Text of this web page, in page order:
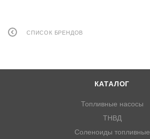
СПИСОК БРЕНДОВ
КАТАЛОГ
Топливные насосы
ТНВД
Соленоиды топливные